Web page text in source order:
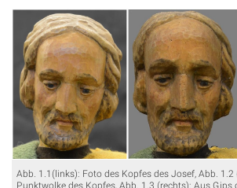
Abb. 1.1(links): Foto des Kopfes des Josef, Abb.
Punktwolke des Kopfes, Abb. 1.3 (rechts): Aus Gips